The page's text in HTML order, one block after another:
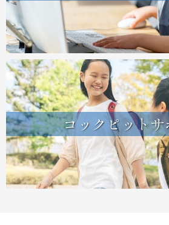
コックピット